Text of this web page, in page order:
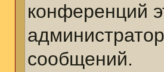
конференций
сообщений.